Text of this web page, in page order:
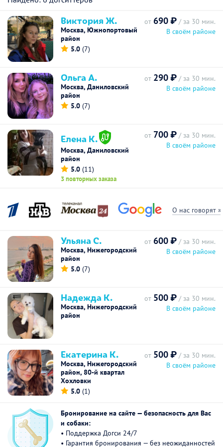
Виктория Ж.
Москва, Южнопортовый
район
5.0 (7)
от 690 ₽ / за 30 мин.
В своём районе
Ольга А.
Москва, Даниловский
район
5.0 (7)
от 290 ₽ / за 30 мин.
В своём районе
Елена К.
Москва, Даниловский
район
5.0 (11)
3 повторных заказа
от 700 ₽ / за 30 мин.
В своём районе
О нас говорят »
Ульяна С.
Москва, Нижегородский
район
5.0 (7)
от 600 ₽ / за 30 мин.
В своём районе
Надежда К.
Москва, Нижегородский
район
от 500 ₽ / за 30 мин.
В своём районе
Екатерина К.
Москва, Нижегородский
район, 80-й квартал
Хохловки
5.0 (1)
от 500 ₽ / за 30 мин.
В своём районе
Бронирование на сайте — безопасность для Вас
и собаки:
• Поддержка Догси 24/7
• Гарантия бронирования — без неожиданностей